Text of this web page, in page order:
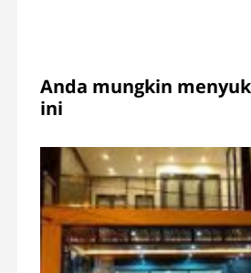
Anda mungkin
ini